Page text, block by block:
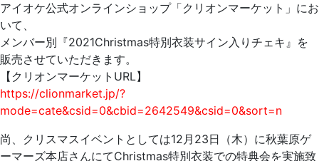
アイオケ公式オンラインショップ「クリオンマーケット」にお
いて、
メンバー別『2021Christmas特別衣装サイン入りチェキ』を
販売させていただきます。
【クリオンマーケットURL】
https://clionmarket.jp/?
mode=cate&csid=0&cbid=2642549&csid=0&sort=n
尚、クリスマスイベントとしては12月23日（木）に秋葉原ゲ
ーマーズ本店さんにてChristmas特別衣装での特典会を実施致